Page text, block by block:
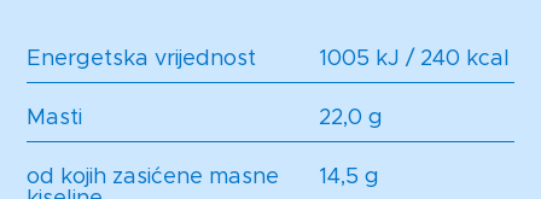
Energetska vrijednost 1005 kJ / 240 kcal
Masti 22,0 g
od kojih zasićene masne
14,5 g